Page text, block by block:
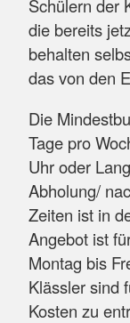
Schülern der
die bereits
behalten
das von den
Die
Tage pro
Uhr oder
Abholung/
Zeiten ist in
Angebot ist
Montag bis
Klässler sind
Kosten zu